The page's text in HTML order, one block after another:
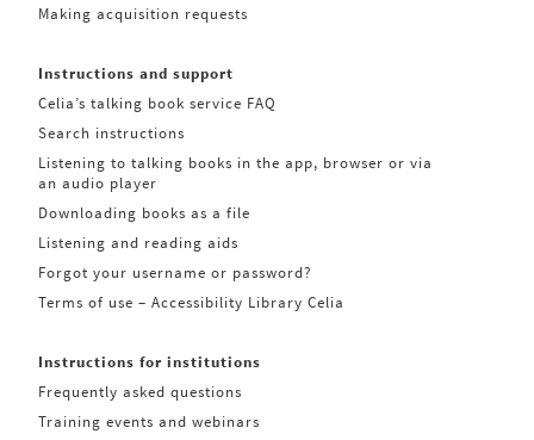
Making acquisition requests
Instructions and support
Celia’s talking book service FAQ
Search instructions
Listening to talking books in the app, browser or via
an audio player
Downloading books as a file
Listening and reading aids
Forgot your username or password?
Terms of use – Accessibility Library Celia
Instructions for institutions
Frequently asked questions
Training events and webinars